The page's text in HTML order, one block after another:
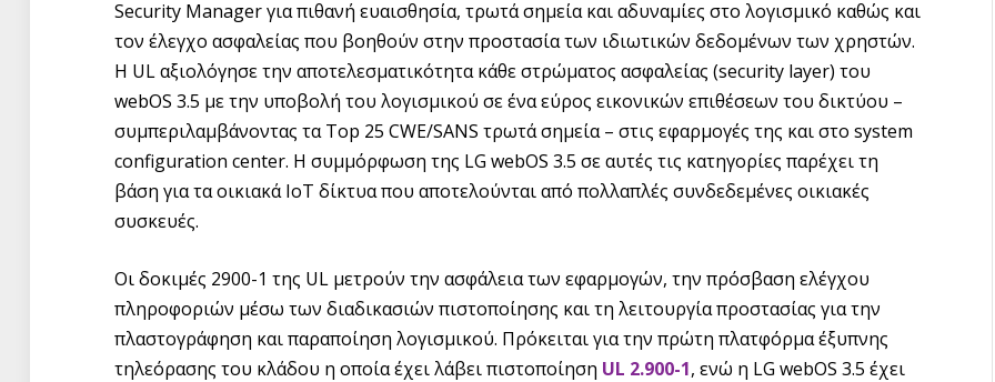
Security Manager για πιθανή ευαισθησία, τρωτά σημεία και αδυναμίες στο λογισμικό καθώς και
τον έλεγχο ασφαλείας που βοηθούν στην προστασία των ιδιωτικών δεδομένων των χρηστών.
Η UL αξιολόγησε την αποτελεσματικότητα κάθε στρώματος ασφαλείας (security layer) του
webOS 3.5 με την υποβολή του λογισμικού σε ένα εύρος εικονικών επιθέσεων του δικτύου –
συμπεριλαμβάνοντας τα Top 25 CWE/SANS τρωτά σημεία – στις εφαρμογές της και στο system
configuration center. Η συμμόρφωση της LG webOS 3.5 σε αυτές τις κατηγορίες παρέχει τη
βάση για τα οικιακά ΙοΤ δίκτυα που αποτελούνται από πολλαπλές συνδεδεμένες οικιακές
συσκευές.
Οι δοκιμές 2900-1 της UL μετρούν την ασφάλεια των εφαρμογών, την πρόσβαση ελέγχου
πληροφοριών μέσω των διαδικασιών πιστοποίησης και τη λειτουργία προστασίας για την
πλαστογράφηση και παραποίηση λογισμικού. Πρόκειται για την πρώτη πλατφόρμα έξυπνης
τηλεόρασης του κλάδου η οποία έχει λάβει πιστοποίηση UL 2.900-1, ενώ η LG webOS 3.5 έχει